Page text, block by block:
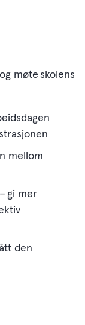
møte skolens
mellom
gi mer
den